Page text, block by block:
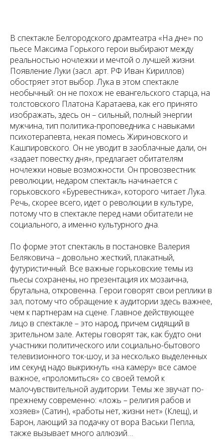
В спектакле Белгородского драмтеатра «На дне» по
пьесе Максима Горького герои выбирают между
реальностью ночлежки и мечтой о лучшей жизни.
Появление Луки (засл. арт. РФ Иван Кириллов)
обостряет этот выбор. Лука в этом спектакле
необычный: он не похож не евангельского старца, на
толстовского Платона Каратаева, как его принято
изображать, здесь он – сильный, полный энергии
мужчина, тип политика-проповедника с навыками
психотерапевта, некая помесь Жириновского и
Кашпировского. Он не уводит в заоблачные дали, он
«задает повестку дня», предлагает обитателям
ночлежки новые возможности. Он провозвестник
революции, недаром спектакль начинается с
горьковского «Буревестника», которого читает Лука.
Речь, скорее всего, идет о революции в культуре,
потому что в спектакле перед нами обитатели не
социального, а именно культурного дна.
По форме этот спектакль в постановке Валерия
Беляковича – довольно жесткий, плакатный,
футуристичный. Все важные горьковские темы из
пьесы сохранены, но презентация их мозаична,
брутальна, откровенна. Герои говорят свои реплики в
зал, потому что обращение к аудитории здесь важнее,
чем к партнерам на сцене. Главное действующее
лицо в спектакле – это народ, причем сидящий в
зрительном зале. Актеры говорят так, как будто они
участники политического или социально-бытового
телевизионного ток-шоу, и за несколько выделенных
им секунд надо выкрикнуть «на камеру» все самое
важное, «проломиться» со своей темой к
малочувствительной аудитории. Темы же звучат по-
прежнему современно: «ложь – религия рабов и
хозяев» (Сатин), «работы нет, жизни нет» (Клещ), и
Барон, лающий за подачку от вора Васьки Пепла,
также вызывает много аллюзий…